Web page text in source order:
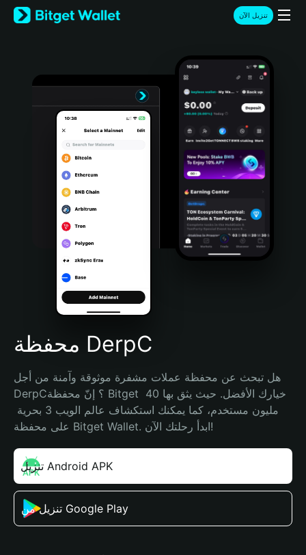
English
日本語
Türkçe
Português (Portugal)
Bahasa Indonesia
Português (Brasil)
Español (Argentina)
تنزيل الآن
محفظة DerpC
هل تبحث عن محفظة عملات مشفرة موثوقة وآمنة من أجل
DerpC؟ إنّ محفظة Bitget خيارك الأفضل. حيث يثق بها 40
على محفظة Bitget Wallet. ابدأ رحلتك الآن!
تنزيل Android APK
تنزيل من Google Play